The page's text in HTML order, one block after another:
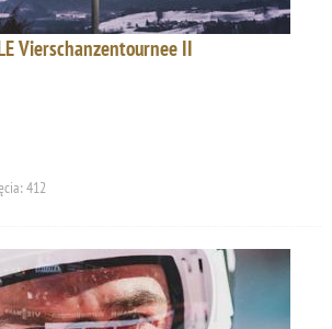
Vierschanzentournee II
412